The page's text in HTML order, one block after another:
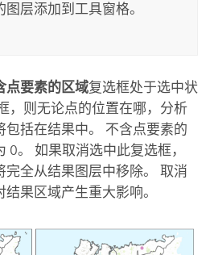
图层添加到工具窗格。
点要素的区域复选框处于选中状
，则无论点的位置在哪，分析
包括在结果中。 不含点要素的
0。 如果取消选中此复选框，
完全从结果图层中移除。 取消
果区域产生重大影响。